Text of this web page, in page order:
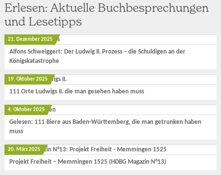
Erlesen: Aktuelle Buchbesprechungen
und Lesetipps
21. Dezember 2025
Alfons Schweiggert: Der Ludwig II. Prozess – die Schuldigen an der
Königskatastrophe
19. Oktober 2025
111 Orte Ludwigs II. die man gesehen haben muss
4. Oktober 2025
Gelesen: 111 Biere aus Baden-Württemberg, die man getrunken haben
muss
20. März 2025
Projekt Freiheit – Memmingen 1525 (HDBG Magazin N°13)